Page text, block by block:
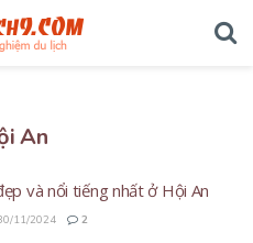
An
và nổi tiếng nhất ở Hội An
11/2024 2